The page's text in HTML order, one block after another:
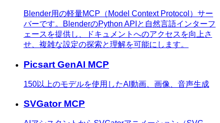
Blender用の軽量MCP（Model Context Protocol）サー
バーです。BlenderのPython APIと自然言語インターフ
ェースを提供し、ドキュメントへのアクセスを向上さ
せ、複雑な設定の探索と理解を可能にします。
Picsart GenAI MCP
150以上のモデルを使用したAI動画、画像、音声生成
SVGator MCP